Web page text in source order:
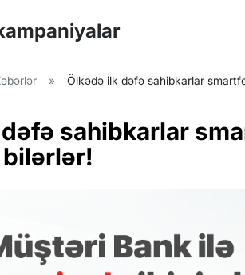
» Ölkədə ilk dəfə sahibkarlar
sahibkarlar